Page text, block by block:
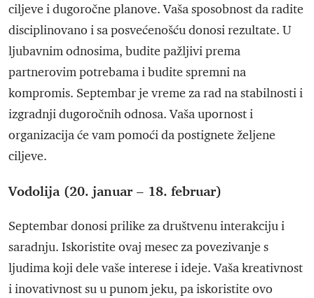
ciljeve i dugoročne planove. Vaša sposobnost da radite
disciplinovano i sa posvećenošću donosi rezultate. U
ljubavnim odnosima, budite pažljivi prema
partnerovim potrebama i budite spremni na
kompromis. Septembar je vreme za rad na stabilnosti i
izgradnji dugoročnih odnosa. Vaša upornost i
organizacija će vam pomoći da postignete željene
ciljeve.
Vodolija (20. januar – 18. februar)
Septembar donosi prilike za društvenu interakciju i
saradnju. Iskoristite ovaj mesec za povezivanje s
ljudima koji dele vaše interese i ideje. Vaša kreativnost
i inovativnost su u punom jeku, pa iskoristite ovo